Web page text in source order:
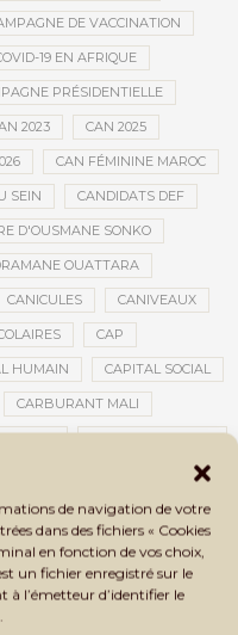
de navigation de votre
dans des fichiers « Cookies
en fonction de vos choix,
un fichier enregistré sur le
l’émetteur d’identifier le
DE VACCINATION
19 EN AFRIQUE
PRÉSIDENTIELLE
2023 CAN 2025
CAN FÉMININE MAROC
SEIN CANDIDATS DEF
D'OUSMANE SONKO
OUATTARA
CANICULES CANIVEAUX
CAP
HUMAIN CAPITAL SOCIAL
CARBURANT MALI
NINA CARTONS ROUGES
NATURELLES
VISA
NATIONALE CEMAC